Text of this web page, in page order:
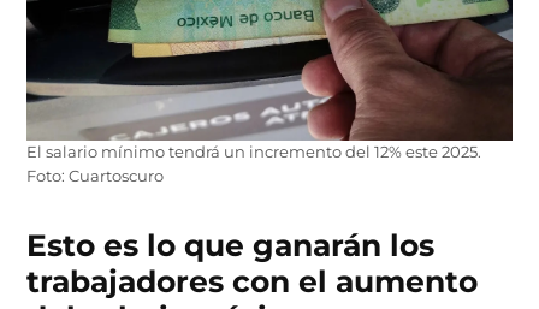
El salario mínimo tendrá un incremento del 12% este 2025.
Foto: Cuartoscuro
Esto es lo que ganarán los
trabajadores con el aumento